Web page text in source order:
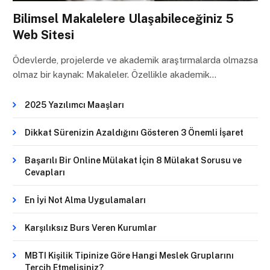
Bilimsel Makalelere Ulaşabileceğiniz 5
Web Sitesi
Ödevlerde, projelerde ve akademik araştırmalarda olmazsa
olmaz bir kaynak: Makaleler. Özellikle akademik…
2025 Yazılımcı Maaşları
Dikkat Sürenizin Azaldığını Gösteren 3 Önemli İşaret
Başarılı Bir Online Mülakat İçin 8 Mülakat Sorusu ve
Cevapları
En İyi Not Alma Uygulamaları
Karşılıksız Burs Veren Kurumlar
MBTI Kişilik Tipinize Göre Hangi Meslek Gruplarını
Tercih Etmelisiniz?